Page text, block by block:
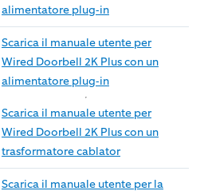
alimentatore plug-in
Scarica il manuale utente per
Wired Doorbell 2K Plus con un
alimentatore plug-in
Scarica il manuale utente per
Wired Doorbell 2K Plus con un
trasformatore cablator
Scarica il manuale utente per la